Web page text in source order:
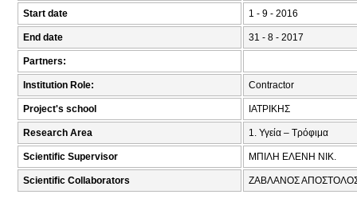
Start date 1 - 9 - 2016
End date 31 - 8 - 2017
Partners:
Institution Role: Contractor
Project's school ΙΑΤΡΙΚΗΣ
Research Area 1. Υγεία – Τρόφιμα
Scientific Supervisor ΜΠΙΛΗ ΕΛΕΝΗ ΝΙΚ.
Scientific Collaborators ΖΑΒΛΑΝΟΣ